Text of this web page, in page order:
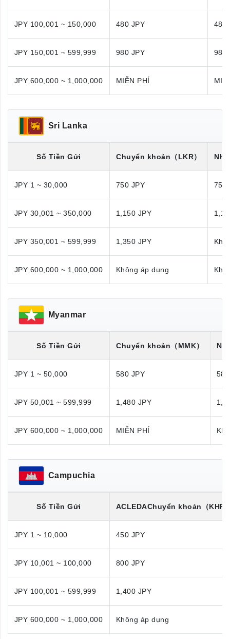
JPY 100,001 ~ 150,000 480 JPY 480
JPY 150,001 ~ 599,999 980 JPY 980
JPY 600,000 ~ 1,000,000 MIỄN PHÍ
Sri Lanka
Số Tiền Gửi Chuyển khoản （LKR）
JPY 1 ~ 30,000 750 JPY 750
JPY 30,001 ~ 350,000 1,150 JPY
JPY 350,001 ~ 599,999 1,350 JPY
JPY 600,000 ~ 1,000,000 Không áp dụng
Myanmar
Số Tiền Gửi Chuyển khoản （MMK）
JPY 1 ~ 50,000 580 JPY
JPY 50,001 ~ 599,999 1,480 JPY
JPY 600,000 ~ 1,000,000 MIỄN PHÍ
Campuchia
Số Tiền Gửi ACLEDAChuyển khoản （
JPY 1 ~ 10,000 450 JPY
JPY 10,001 ~ 100,000 800 JPY
JPY 100,001 ~ 599,999 1,400 JPY
JPY 600,000 ~ 1,000,000 Không áp dụng